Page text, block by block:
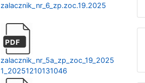
zalacznik_nr_6_zp.zoc.19.2025
PDF
zalacznik_nr_5a_zp_zoc_19_2025
1_20251210131046